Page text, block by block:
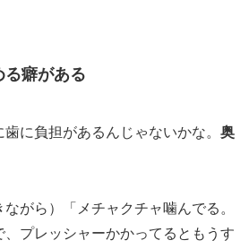
癖がある
に負担があるんじゃないかな。 奥
がら）「メチャクチャ噛んでる。
プレッシャーかかってるともうす